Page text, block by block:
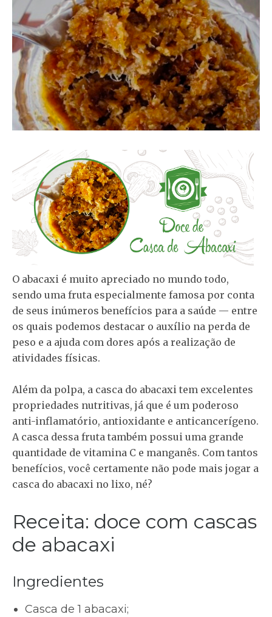
O abacaxi é muito apreciado no mundo todo,
sendo uma fruta especialmente famosa por conta
de seus inúmeros benefícios para a saúde — entre
os quais podemos destacar o auxílio na perda de
peso e a ajuda com dores após a realização de
atividades físicas.
Além da polpa, a casca do abacaxi tem excelentes
propriedades nutritivas, já que é um poderoso
anti-inflamatório, antioxidante e anticancerígeno.
A casca dessa fruta também possui uma grande
quantidade de vitamina C e manganês. Com tantos
benefícios, você certamente não pode mais jogar a
casca do abacaxi no lixo, né?
Receita: doce com cascas
de abacaxi
Ingredientes
Casca de 1 abacaxi;